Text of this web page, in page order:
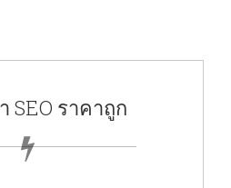
SEO ราคาถูก